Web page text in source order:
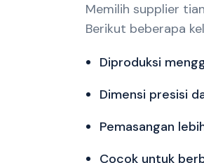
Memilih supplier
Berikut beberapa
Diproduksi
Dimensi presisi
Pemasangan
Cocok untuk